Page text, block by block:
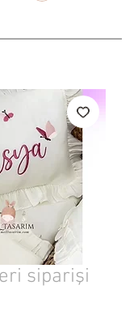
siparişi